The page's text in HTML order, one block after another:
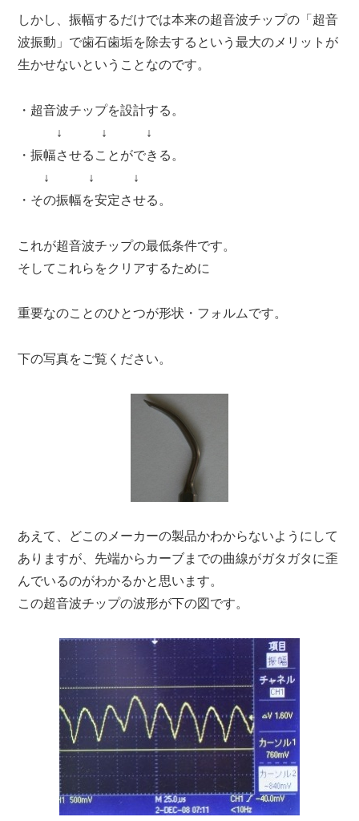
しかし、振幅するだけでは本来の超音波チップの「超音
波振動」で歯石歯垢を除去する という最大のメリットが
生かせないということなのです。
・超音波チップを設計する。
↓ ↓ ↓
・振幅させることができる。
↓ ↓ ↓
・その振幅を安定させる。
これが超音波チップの最低条件です。
そしてこれらをクリアするために
重要なのことのひとつが形状・フォルムです。
下の写真をご覧ください。
あえて、どこのメーカーの製品かわからないようにして
ありますが、先端からカーブまでの曲線がガタガタに歪
んでいるのがわかるかと思います。
この超音波チップの波形が下の図です。